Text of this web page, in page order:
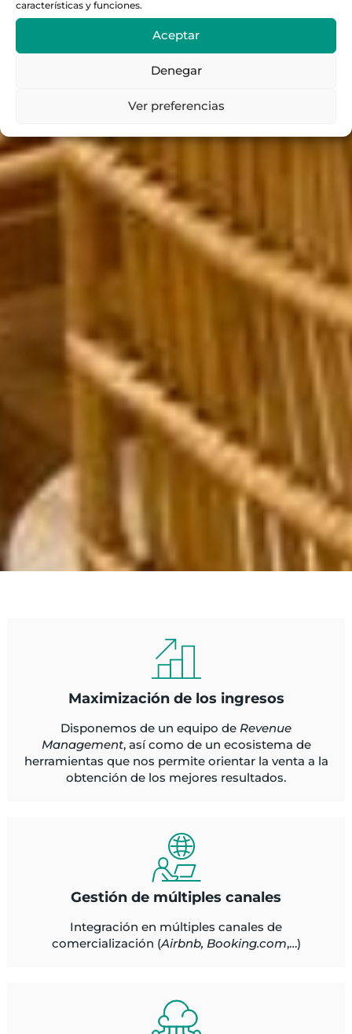
características y funciones.
Aceptar
Denegar
Ver preferencias
Maximización de los ingresos
Disponemos de un equipo de Revenue
Management, así como de un ecosistema de
herramientas que nos permite orientar la venta a la
obtención de los mejores resultados.
Gestión de múltiples canales
Integración en múltiples canales de
comercialización (Airbnb, Booking.com,…)